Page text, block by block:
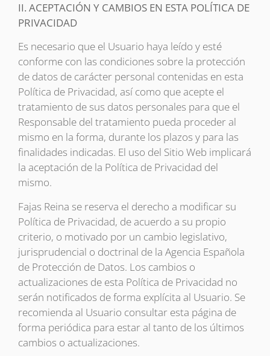
II. ACEPTACIÓN Y CAMBIOS EN ESTA POLÍTICA DE
PRIVACIDAD
Es necesario que el Usuario haya leído y esté
conforme con las condiciones sobre la protección
de datos de carácter personal contenidas en esta
Política de Privacidad, así como que acepte el
tratamiento de sus datos personales para que el
Responsable del tratamiento pueda proceder al
mismo en la forma, durante los plazos y para las
finalidades indicadas. El uso del Sitio Web implicará
la aceptación de la Política de Privacidad del
mismo.
Fajas Reina se reserva el derecho a modificar su
Política de Privacidad, de acuerdo a su propio
criterio, o motivado por un cambio legislativo,
jurisprudencial o doctrinal de la Agencia Española
de Protección de Datos. Los cambios o
actualizaciones de esta Política de Privacidad no
serán notificados de forma explícita al Usuario. Se
recomienda al Usuario consultar esta página de
forma periódica para estar al tanto de los últimos
cambios o actualizaciones.